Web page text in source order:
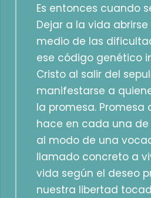
Es entonces cuando
Dejar a la vida
medio de las
ese código genético
Cristo al salir del
manifestarse a
la promesa. Promesa
hace en cada una
al modo de una
llamado concreto a
vida según el deseo
nuestra libertad